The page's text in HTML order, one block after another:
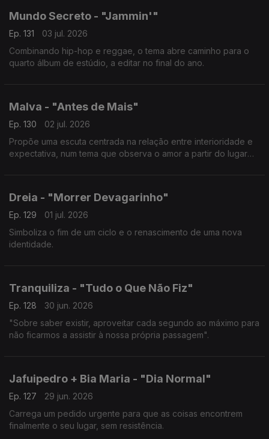
Mundo Secreto - "Jammin'"
Ep. 131
03 jul. 2026
Combinando hip-hop e reggae, o tema abre caminho para o
quarto álbum de estúdio, a editar no final do ano.
Malva - "Antes de Mais"
Ep. 130
02 jul. 2026
Propõe uma escuta centrada na relação entre interioridade e
expectativa, num tema que observa o amor a partir do lugar
Dreia - "Morrer Devagarinho"
Ep. 129
01 jul. 2026
Simboliza o fim de um ciclo e o renascimento de uma nova
identidade.
Tranquiliza - "Tudo o Que Não Fiz"
Ep. 128
30 jun. 2026
"Sobre saber existir, aproveitar cada segundo ao máximo para
não ficarmos a assistir à nossa própria passagem".
Jafuipedro + Bia Maria - "Dia Normal"
Ep. 127
29 jun. 2026
Carrega um pedido urgente para que as coisas encontrem
finalmente o seu lugar, sem resistência.